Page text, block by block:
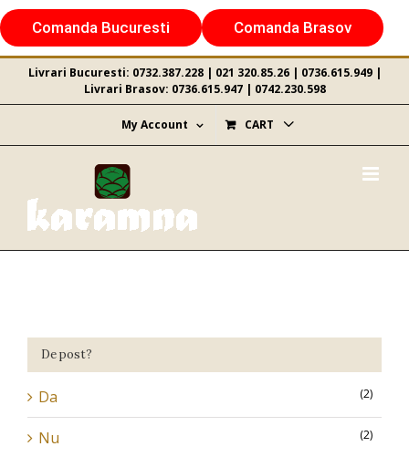
Skip
to
content
Comanda Bucuresti Comanda Brasov
Livrari Bucuresti: 0732.387.228| 021 320.85.26| 0736.615.949|
Livrari Brasov: 0736.615.947| 0742.230.598
My Account CART
De post?
Da (2)
Nu (2)